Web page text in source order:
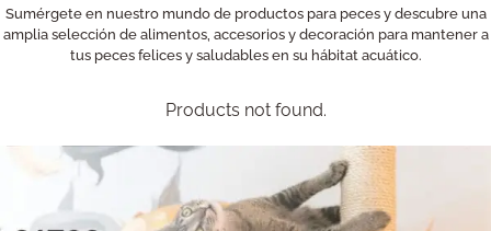
Sumérgete en nuestro mundo de productos para peces y descubre una
amplia selección de alimentos, accesorios y decoración para mantener a
tus peces felices y saludables en su hábitat acuático.
Products not found.